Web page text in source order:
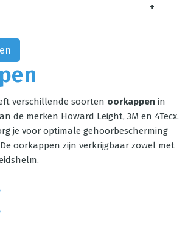
verschillende soorten oorkappen in
de merken Howard Leight, 3M en 4Tecx.
je voor optimale gehoorbescherming
oorkappen zijn verkrijgbaar zowel met
+